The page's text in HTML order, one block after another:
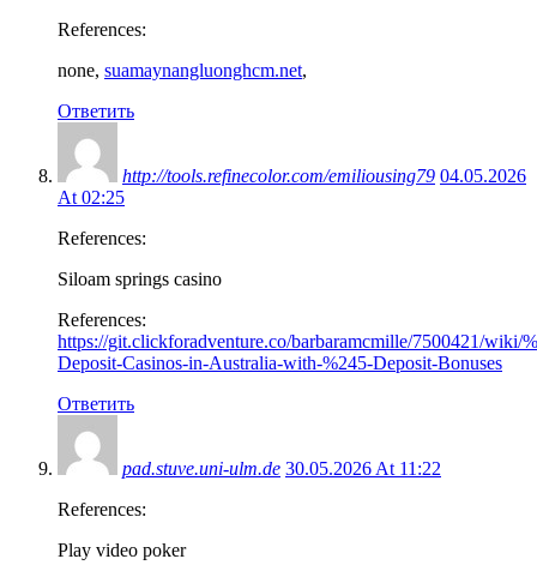
References:
none, suamaynangluonghcm.net,
Ответить
http://tools.refinecolor.com/emiliousing79 04.05.2026
At 02:25
References:
Siloam springs casino
References:
https://git.clickforadventure.co/barbaramcmille/7500421/wiki/
Deposit-Casinos-in-Australia-with-%245-Deposit-Bonuses
Ответить
pad.stuve.uni-ulm.de 30.05.2026 At 11:22
References:
Play video poker